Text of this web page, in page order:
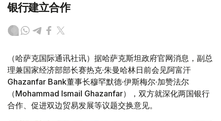
银行建立合作
（哈萨克国际通讯社讯）据哈萨克斯坦政府官网消息，副总
理兼国家经济部部长赛热克·朱曼哈林日前会见阿富汗
Ghazanfar Bank董事长穆罕默德·伊斯梅尔·加赞法尔
（Mohammad Ismail Ghazanfar），双方就深化两国银行
合作、促进双边贸易发展等议题交换意见。